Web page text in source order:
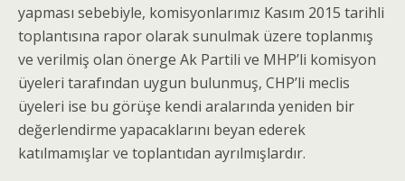
yapması sebebiyle, komisyonlarımız Kasım 2015 tarihli
toplantısına rapor olarak sunulmak üzere toplanmış
ve verilmiş olan önerge Ak Partili ve MHP’li komisyon
üyeleri tarafından uygun bulunmuş, CHP’li meclis
üyeleri ise bu görüşe kendi aralarında yeniden bir
değerlendirme yapacaklarını beyan ederek
katılmamışlar ve toplantıdan ayrılmışlardır.